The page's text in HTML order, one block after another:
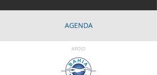
AGENDA
APOIO